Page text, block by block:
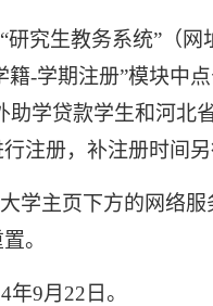
究生教务系统”（网
籍-学期注册”模块中
助学贷款学生和河北
注册，补注册时间
学主页下方的网络
。
年9月 22 日。